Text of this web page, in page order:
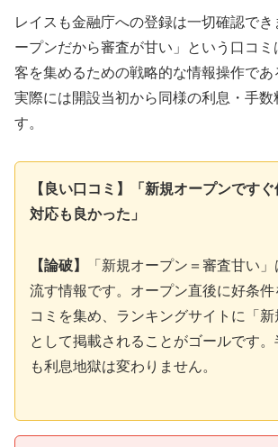
レイスも金融庁への登録は一切確認で
ープンだから審査が甘い」という口コミ
客を集めるための戦略的な情報操作であ
実際には開設当初から同様の利息・手数
す。
【良い口コミ】「新規オープンですぐ
対応も良かった」
【論破】
「新規オープン＝審査甘い
流す情報です。オープン直後に好条件
コミを集め、ランキングサイトに「新
として掲載されることがゴールです
も利息地獄は変わりません。